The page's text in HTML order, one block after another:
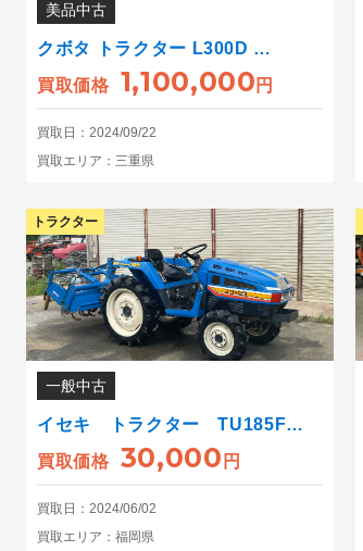
美品中古
クボタ トラクター L300D …
買取価格
1,100,000 円
買取日：2024/09/22
買取エリア：三重県
トラクター
一般中古
イセキ トラクター TU185F…
買取価格
30,000 円
買取日：2024/06/02
買取エリア：福岡県